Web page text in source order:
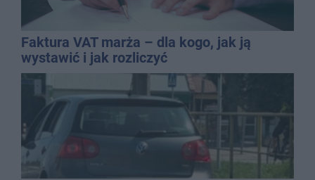
Faktura VAT marża – dla kogo, jak ją
wystawić i jak rozliczyć